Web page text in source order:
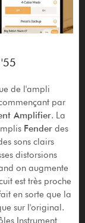
de l'ampli
par
Amplifier. La
Fenderdes
sons clairs
distorsions
on augmente
est très proche
en sorte que la
sur l'original.
Instrument